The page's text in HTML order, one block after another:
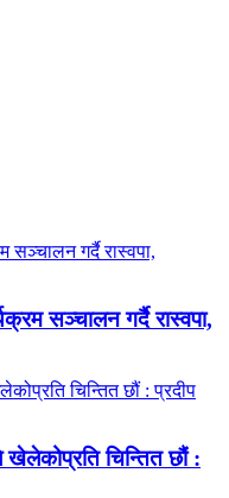
सञ्चालन गर्दै रास्वपा,
खेलेकोप्रति चिन्तित छौं :